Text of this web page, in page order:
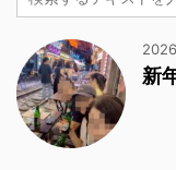
新